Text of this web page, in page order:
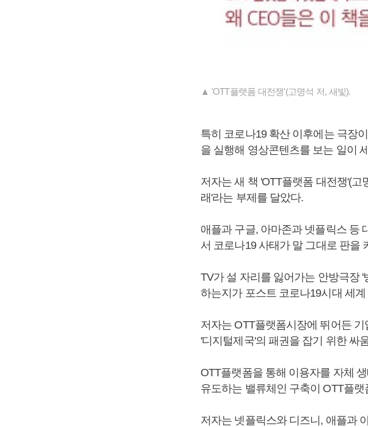
▲ 'OTT플랫폼 대전쟁'(고명석 저, 새빛).
특히 코로나19 확산 이후에는 극장
을 실행해 영상콘텐츠를 보는 일이
저자는 새 책 'OTT플랫폼 대전쟁'(
래'라는 부제를 달았다.
애플과 구글, 아마존과 넷플릭스 등
서 코로나19 사태가 말 그대로 판을
TV가 설 자리를 잃어가는 안방극장
하는지가 포스트 코로나19시대 세
저자는 OTT플랫폼시장에 뛰어든
'디지털제국'의 패권을 잡기 위한 싸
OTT플랫폼을 통해 이용자를 자체
유도하는 밸류체인 구축이 OTT플
저자는 넷플릭스와 디즈니, 애플과